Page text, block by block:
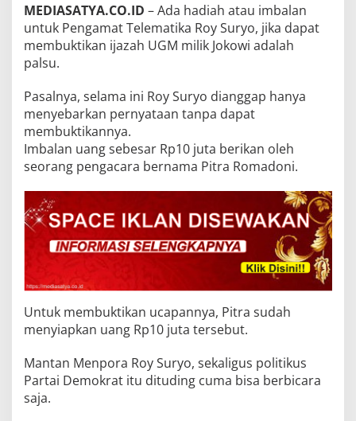
MEDIASATYA.CO.ID – Ada hadiah atau imbalan
untuk Pengamat Telematika Roy Suryo, jika dapat
membuktikan ijazah UGM milik Jokowi adalah
palsu.
Pasalnya, selama ini Roy Suryo dianggap hanya
menyebarkan pernyataan tanpa dapat
membuktikannya.
Imbalan uang sebesar Rp10 juta berikan oleh
seorang pengacara bernama Pitra Romadoni.
Untuk membuktikan ucapannya, Pitra sudah
menyiapkan uang Rp10 juta tersebut.
Mantan Menpora Roy Suryo, sekaligus politikus
Partai Demokrat itu dituding cuma bisa berbicara
saja.